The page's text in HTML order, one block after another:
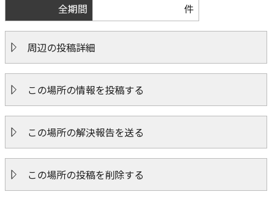
全期間
件
周辺の投稿詳細
この場所の情報を投稿する
この場所の解決報告を送る
この場所の投稿を削除する